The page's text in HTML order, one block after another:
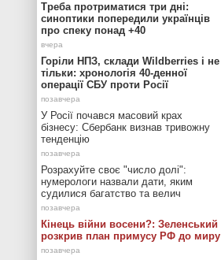
Треба протриматися три дні:
синоптики попередили українців
про спеку понад +40
Горіли НПЗ, склади Wildberries і не
тільки: хронологія 40-денної
операції СБУ проти Росії
У Росії почався масовий крах
бізнесу: Сбербанк визнав тривожну
тенденцію
Розрахуйте своє "число долі":
нумерологи назвали дати, яким
судилися багатство та велич
Кінець війни восени?: Зеленський
розкрив план примусу РФ до миру